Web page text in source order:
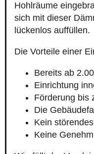
Hohlräume
sich mit dieser
lückenlos auffüllen.
Die Vorteile einer
Bereits ab
Einrichtung
Förderung bis
Die
Kein
Keine